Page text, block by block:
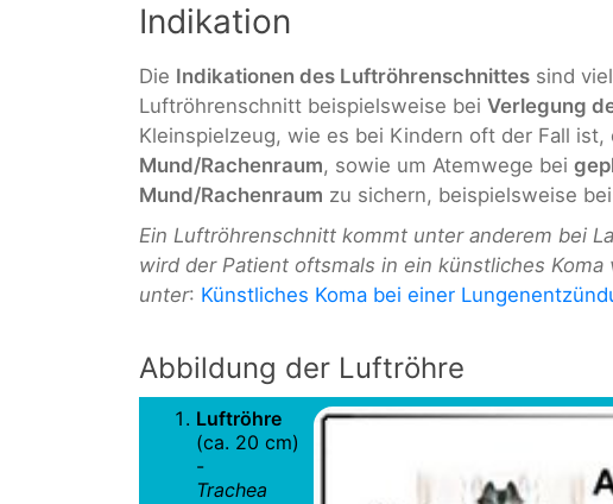
Indikation
Die Indikationen des Luftröhrenschnittes sind
Luftröhrenschnitt beispielsweise bei Verlegung
Kleinspielzeug, wie es bei Kindern oft der Fall ist,
Mund/Rachenraum, sowie um Atemwege bei
Mund/Rachenraum zu sichern, beispielsweise
Ein Luftröhrenschnitt kommt unter anderem bei
wird der Patient oftsmals in ein künstliches
unter: Künstliches Koma bei einer
Abbildung der Luftröhre
Luftröhre
(ca. 20 cm)
-
Trachea